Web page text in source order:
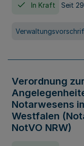
In Kraft Seit
Verordnung
Notarwesens
Westfalen
NotVO NRW)